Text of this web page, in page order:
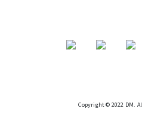
Copyright © 2022 DM.